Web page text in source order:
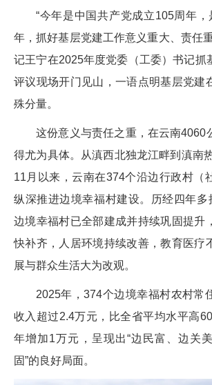
“今年是中国共产党成立105周年，
年，抓好基层党建工作意义重大、责任
记王宁在2025年度党委（工委）书记抓
评议现场开门见山，一语点明基层党建
殊分量。
这份意义与责任之重，在云南4060
得尤为具体。从滇西北独龙江畔到滇南
11月以来，云南在374个沿边行政村（
纵深推进边境幸福村建设。历经四年多
边境幸福村已全部建成并持续巩固提升
快补齐，人居环境持续改善，教育医疗
展与群众生活大为改观。
2025年，374个边境幸福村农村常
收入超过2.4万元，比全省平均水平高
年增加1万元，呈现出“边民富、边关
固”的良好局面。